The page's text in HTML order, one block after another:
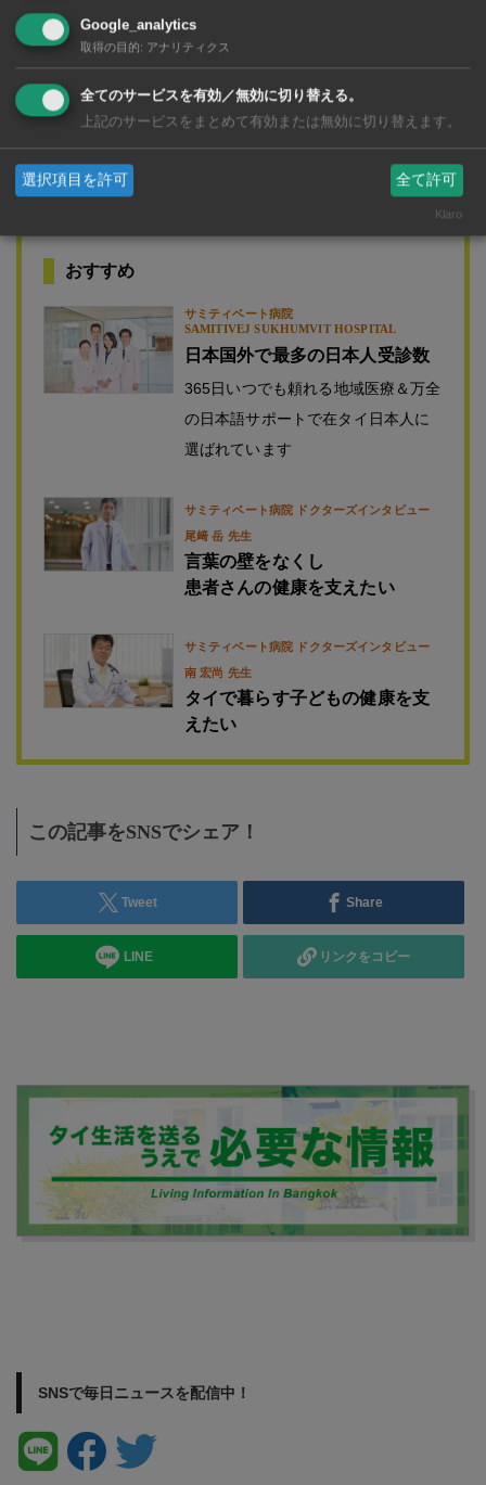
おすすめ
サミティベート病院
SAMITIVEJ SUKHUMVIT HOSPITAL
日本国外で最多の日本人受診数
365日いつでも頼れる地域医療＆万全
の日本語サポートで在タイ日本人に
選ばれています
サミティベート病院 ドクターズインタビュー
尾﨑 岳 先生
言葉の壁をなくし
患者さんの健康を支えたい
サミティベート病院 ドクターズインタビュー
南 宏尚 先生
タイで暮らす子どもの健康を支
えたい
この記事をSNSでシェア！
Tweet Share
LINE リンクをコピー
SNSで毎日ニュースを配信中！
Google_analytics
取得の目的: アナリティクス
全てのサービスを有効／無効に切り替える。
上記のサービスをまとめて有効または無効に切り替えます。
選択項目を許可 全て許可
Klaro